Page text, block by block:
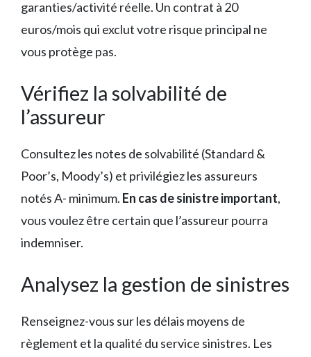
garanties/activité réelle. Un contrat à 20
euros/mois qui exclut votre risque principal ne
vous protège pas.
Vérifiez la solvabilité de
l’assureur
Consultez les notes de solvabilité (Standard &
Poor’s, Moody’s) et privilégiez les assureurs
notés A- minimum. En cas de sinistre important,
vous voulez être certain que l’assureur pourra
indemniser.
Analysez la gestion de sinistres
Renseignez-vous sur les délais moyens de
règlement et la qualité du service sinistres. Les